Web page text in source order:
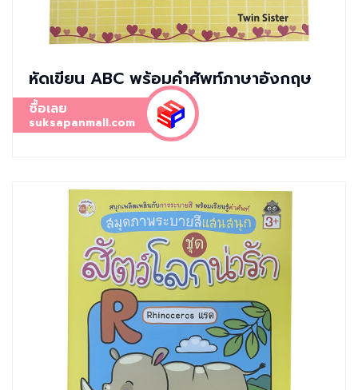
หัดเขียน ABC พร้อมคำศัพท์ภาษาอังกฤษ
ซื้อเลย
suksapanmall.com